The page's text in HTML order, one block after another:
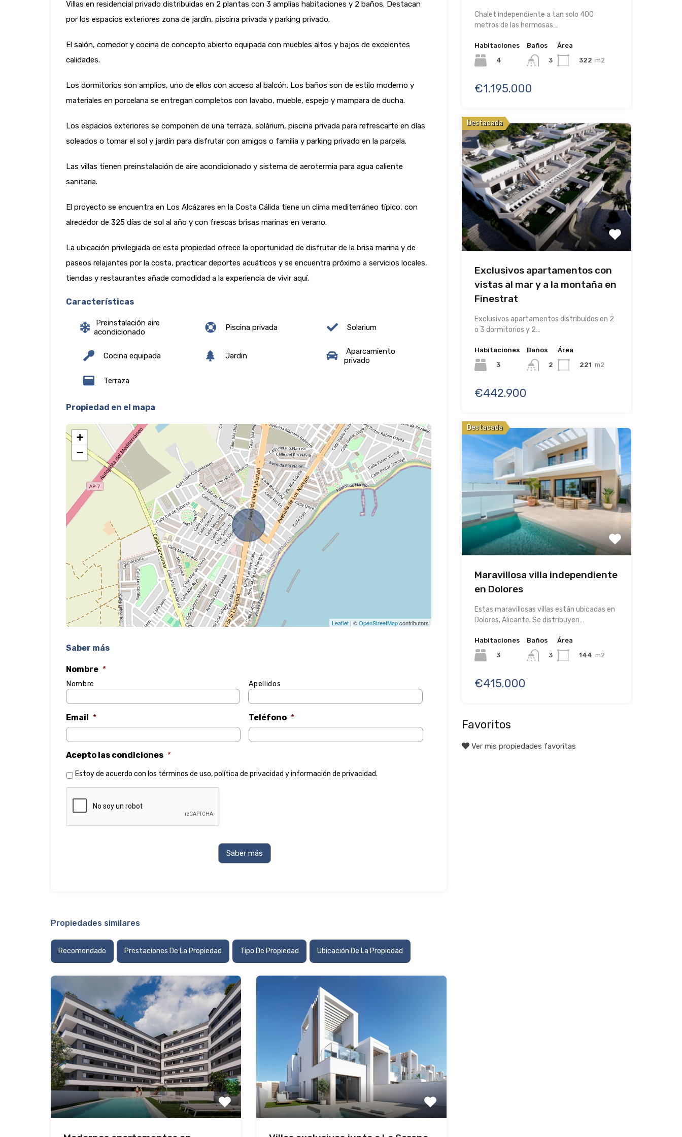
Villas en residencial privado distribuidas en 2 plantas con 3 amplias habitaciones y 2 baños. Destacan
por los espacios exteriores zona de jardín, piscina privada y parking privado.
El salón, comedor y cocina de concepto abierto equipada con muebles altos y bajos de excelentes
calidades.
Los dormitorios son amplios, uno de ellos con acceso al balcón. Los baños son de estilo moderno y
materiales en porcelana se entregan completos con lavabo, mueble, espejo y mampara de ducha.
Los espacios exteriores se componen de una terraza, solárium, piscina privada para refrescarte en días
soleados o tomar el sol y jardín para disfrutar con amigos o familia y parking privado en la parcela.
Las villas tienen preinstalación de aire acondicionado y sistema de aerotermia para agua caliente
sanitaria.
El proyecto se encuentra en Los Alcázares en la Costa Cálida tiene un clima mediterráneo típico, con
alrededor de 325 días de sol al año y con frescas brisas marinas en verano.
La ubicación privilegiada de esta propiedad ofrece la oportunidad de disfrutar de la brisa marina y de
paseos relajantes por la costa, practicar deportes acuáticos y se encuentra próximo a servicios locales,
tiendas y restaurantes añade comodidad a la experiencia de vivir aquí.
Características
Preinstalación aire
acondicionado
Piscina privada Solarium
Cocina equipada Jardin
Aparcamiento
privado
Terraza
Propiedad en el mapa
+
−
Leaflet| ©OpenStreetMapcontributors
Saber más
Nombre *
Nombre Apellidos
Email * Teléfono *
Acepto las condiciones *
Estoy de acuerdo con los términos de uso,política de privacidad yinformación de privacidad.
Propiedades similares
Recomendado Prestaciones De La Propiedad Tipo De Propiedad Ubicación De La Propiedad
Chalet independiente a tan solo 400
metros de las hermosas…
Habitaciones
4
Baños
3
Área
322 m2
€1.195.000
Destacada
Exclusivos apartamentos con
vistas al mar y a la montaña en
Finestrat
Exclusivos apartamentos distribuidos en 2
o 3 dormitorios y 2…
Habitaciones
3
Baños
2
Área
221 m2
€442.900
Destacada
Maravillosa villa independiente
en Dolores
Estas maravillosas villas están ubicadas en
Dolores, Alicante. Se distribuyen…
Habitaciones
3
Baños
3
Área
144 m2
€415.000
Favoritos
Ver mis propiedades favoritas